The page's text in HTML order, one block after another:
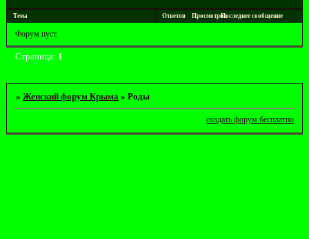
Тема Ответов ПросмотровПоследнее сообщение
Форум пуст.
Страница: 1
» Женский форум Крыма » Роды
создать форум бесплатно